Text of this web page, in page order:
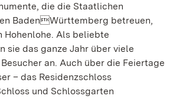
die die Staatlichen
BadenWürttemberg betreuen,
Hohenlohe. Als beliebte
sie das ganze Jahr über viele
an. Auch über die Feiertage
– das Residenzschloss
und Schlossgarten